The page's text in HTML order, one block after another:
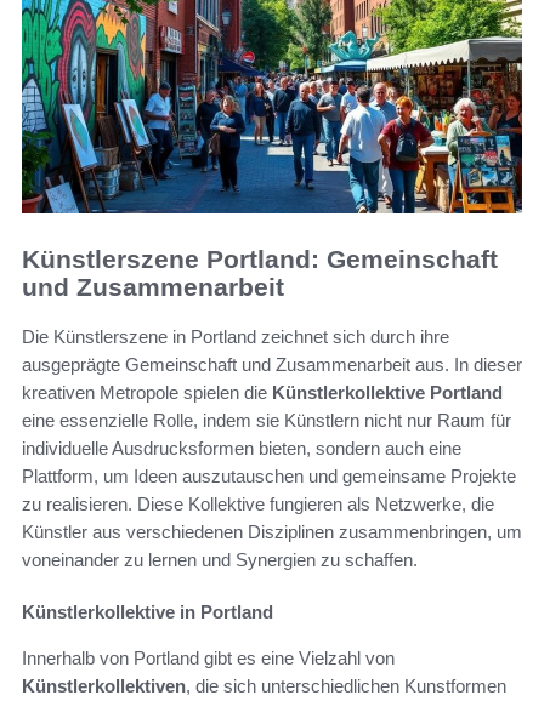
Künstlerszene Portland: Gemeinschaft
und Zusammenarbeit
Die Künstlerszene in Portland zeichnet sich durch ihre
ausgeprägte Gemeinschaft und Zusammenarbeit aus. In dieser
kreativen Metropole spielen die Künstlerkollektive Portland
eine essenzielle Rolle, indem sie Künstlern nicht nur Raum für
individuelle Ausdrucksformen bieten, sondern auch eine
Plattform, um Ideen auszutauschen und gemeinsame Projekte
zu realisieren. Diese Kollektive fungieren als Netzwerke, die
Künstler aus verschiedenen Disziplinen zusammenbringen, um
voneinander zu lernen und Synergien zu schaffen.
Künstlerkollektive in Portland
Innerhalb von Portland gibt es eine Vielzahl von
Künstlerkollektiven, die sich unterschiedlichen Kunstformen